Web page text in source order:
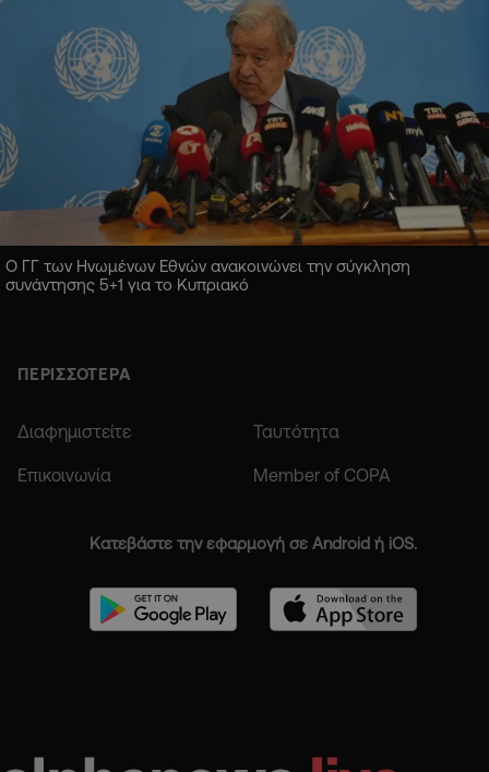
Ο ΓΓ των Ηνωμένων Εθνών ανακοινώνει την σύγκληση
συνάντησης 5+1 για το Κυπριακό
ΠΕΡΙΣΣΟΤΕΡΑ
Διαφημιστείτε Ταυτότητα
Επικοινωνία Member of COPA
Κατεβάστε την εφαρμογή σε Android ή iOS.